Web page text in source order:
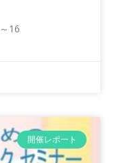
16
開催レポート